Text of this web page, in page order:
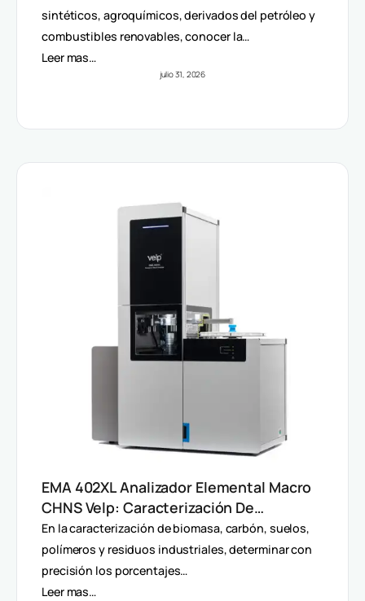
sintéticos, agroquímicos, derivados del petróleo y
combustibles renovables, conocer la…
Leer mas…
julio 31, 2026
EMA 402XL Analizador Elemental Macro
CHNS Velp: Caracterización De
Muestras Heterogéneas Y Grandes
Volúmenes
En la caracterización de biomasa, carbón, suelos,
polímeros y residuos industriales, determinar con
precisión los porcentajes…
Leer mas…